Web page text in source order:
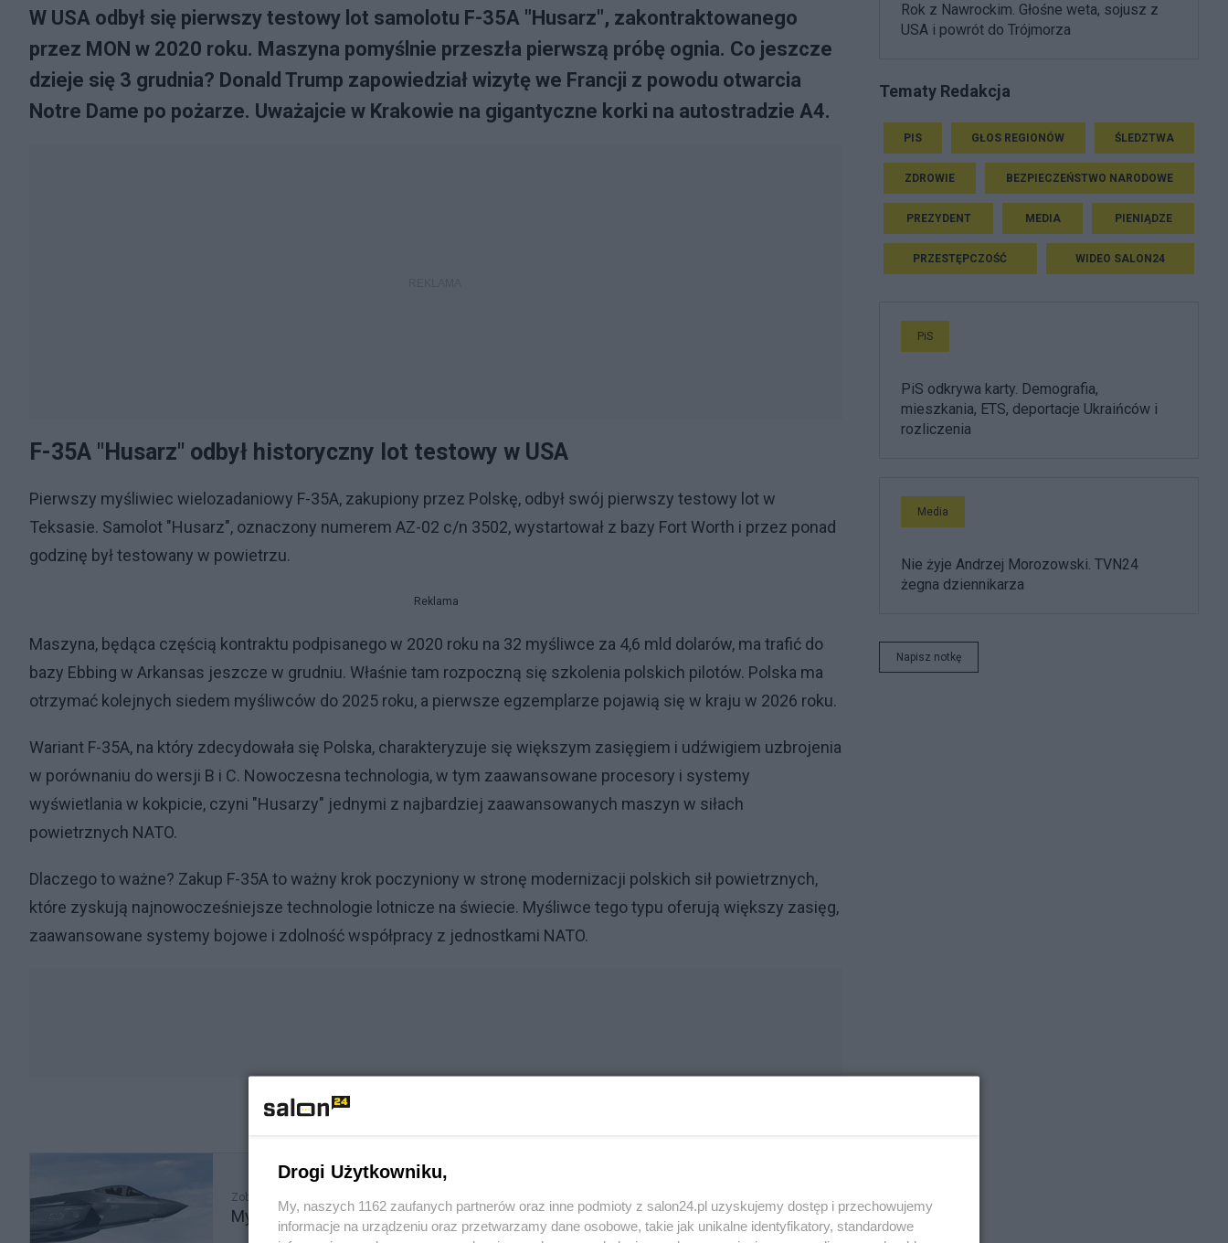
W USA odbył się pierwszy testowy lot samolotu F-35A "Husarz", zakontraktowanego
przez MON w 2020 roku. Maszyna pomyślnie przeszła pierwszą próbę ognia. Co jeszcze
dzieje się 3 grudnia? Donald Trump zapowiedział wizytę we Francji z powodu otwarcia
Notre Dame po pożarze. Uważajcie w Krakowie na gigantyczne korki na autostradzie A4.
F-35A "Husarz" odbył historyczny lot testowy w USA
Pierwszy myśliwiec wielozadaniowy F-35A, zakupiony przez Polskę, odbył swój pierwszy testowy lot w
Teksasie. Samolot "Husarz", oznaczony numerem AZ-02 c/n 3502, wystartował z bazy Fort Worth i przez ponad
godzinę był testowany w powietrzu.
Reklama
Maszyna, będąca częścią kontraktu podpisanego w 2020 roku na 32 myśliwce za 4,6 mld dolarów, ma trafić do
bazy Ebbing w Arkansas jeszcze w grudniu. Właśnie tam rozpoczną się szkolenia polskich pilotów. Polska ma
otrzymać kolejnych siedem myśliwców do 2025 roku, a pierwsze egzemplarze pojawią się w kraju w 2026 roku.
Wariant F-35A, na który zdecydowała się Polska, charakteryzuje się większym zasięgiem i udźwigiem uzbrojenia
w porównaniu do wersji B i C. Nowoczesna technologia, w tym zaawansowane procesory i systemy
wyświetlania w kokpicie, czyni "Husarzy" jednymi z najbardziej zaawansowanych maszyn w siłach
powietrznych NATO.
Dlaczego to ważne? Zakup F-35A to ważny krok poczyniony w stronę modernizacji polskich sił powietrznych,
które zyskują najnowocześniejsze technologie lotnicze na świecie. Myśliwce tego typu oferują większy zasięg,
zaawansowane systemy bojowe i zdolność współpracy z jednostkami NATO.
Zobacz także
Myśliwce F-35 i systemy rakietowe. Minister ogłosił wsparcie dla Polski
Rok z Nawrockim. Głośne weta, sojusz z
USA i powrót do Trójmorza
Tematy Redakcja
PIS GŁOS REGIONÓW ŚLEDZTWA
ZDROWIE BEZPIECZEŃSTWO NARODOWE
PREZYDENT MEDIA PIENIĄDZE
PRZESTĘPCZOŚĆ WIDEO SALON24
PiS
PiS odkrywa karty. Demografia,
mieszkania, ETS, deportacje Ukraińców i
rozliczenia
Media
Nie żyje Andrzej Morozowski. TVN24
żegna dziennikarza
Napisz notkę
Drogi Użytkowniku,
My, naszych 1162 zaufanych partnerów oraz inne podmioty z salon24.pl uzyskujemy dostęp i przechowujemy
informacje na urządzeniu oraz przetwarzamy dane osobowe, takie jak unikalne identyfikatory, standardowe